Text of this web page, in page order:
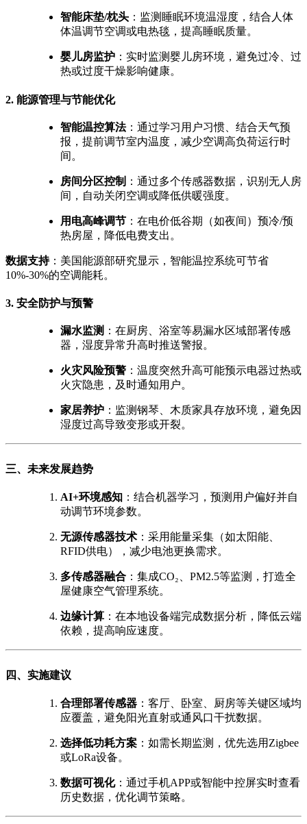
智能床垫/枕头 ：监测睡眠环境温湿度，结合人体
体温调节空调或电热毯，提高睡眠质量。
婴儿房监护 ：实时监测婴儿房环境，避免过冷、过
热或过度干燥影响健康。
2. 能源管理与节能优化
智能温控算法：通过学习用户习惯、结合天气预
报，提前调节室内温度，减少空调高负荷运行时
间。
房间分区控制 ：通过多个传感器数据，识别无人房
间，自动关闭空调或降低供暖强度。
用电高峰调节 ：在电价低谷期（如夜间）预冷/预
热房屋，降低电费支出。
数据支持：美国能源部研究显示，智能温控系统可节省
10%-30%的空调能耗。
3. 安全防护与预警
漏水监测 ：在厨房、浴室等易漏水区域部署传感
器，湿度异常升高时推送警报。
火灾风险预警 ：温度突然升高可能预示电器过热或
火灾隐患，及时通知用户。
家居养护 ：监测钢琴、木质家具存放环境，避免因
湿度过高导致变形或开裂。
三、未来发展趋势
AI+环境感知 ：结合机器学习，预测用户偏好并自
动调节环境参数。
无源传感器技术 ：采用能量采集（如太阳能、
RFID供电），减少电池更换需求。
多传感器融合 ：集成CO₂、PM2.5等监测，打造全
屋健康空气管理系统。
边缘计算 ：在本地设备端完成数据分析，降低云端
依赖，提高响应速度。
四、实施建议
合理部署传感器 ：客厅、卧室、厨房等关键区域均
应覆盖，避免阳光直射或通风口干扰数据。
选择低功耗方案 ：如需长期监测，优先选用Zigbee
或LoRa设备。
数据可视化：通过手机APP或智能中控屏实时查看
历史数据，优化调节策略。